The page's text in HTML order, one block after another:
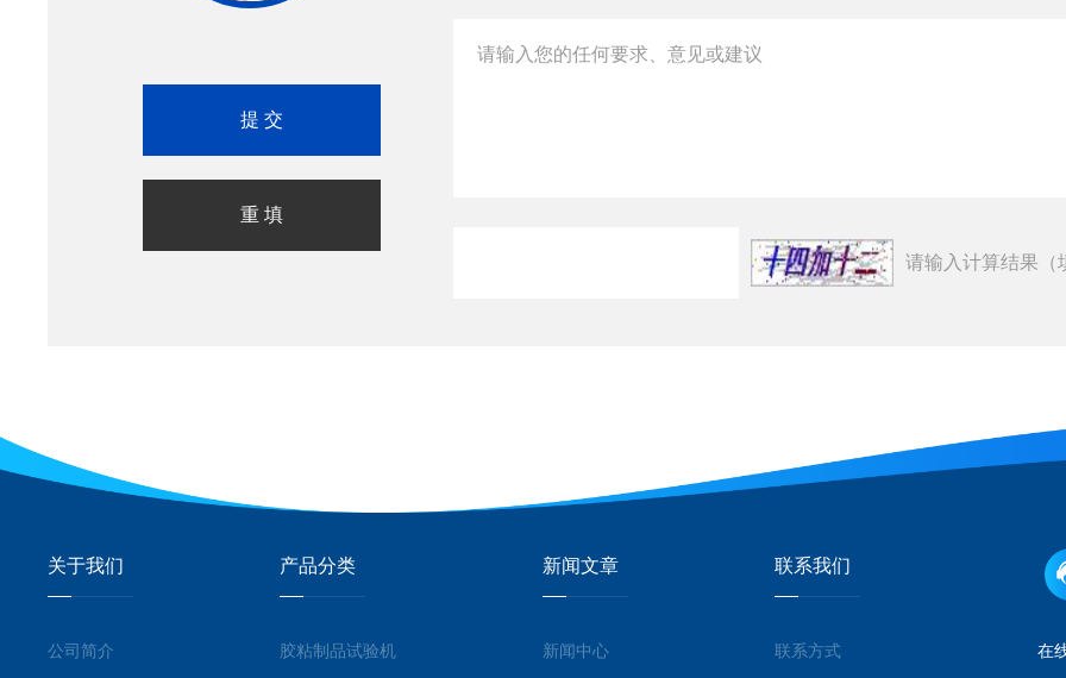
请输入计算结果（
关于我们
公司简介
产品分类
胶粘制品试验机
新闻文章
新闻中心
联系我们
联系方式 在